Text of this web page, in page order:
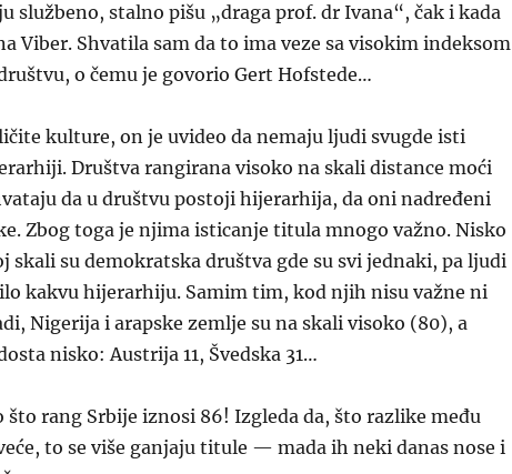
službeno, stalno pišu „draga prof. dr Ivana“, čak i kada
Viber. Shvatila sam da to ima veze sa visokim indeksom
o čemu je govorio Gert Hofstede…
kulture, on je uvideo da nemaju ljudi svugde isti
Društva rangirana visoko na skali distance moći
da u društvu postoji hijerarhija, da oni nadređeni
Zbog toga je njima isticanje titula mnogo važno. Nisko
skali su demokratska društva gde su svi jednaki, pa ljudi
kakvu hijerarhiju. Samim tim, kod njih nisu važne ni
Nigerija i arapske zemlje su na skali visoko (80), a
nisko: Austrija 11, Švedska 31…
rang Srbije iznosi 86! Izgleda da, što razlike među
to se više ganjaju titule — mada ih neki danas nose i